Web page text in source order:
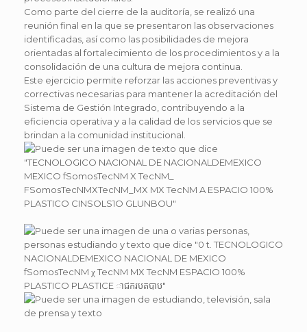
Como parte del cierre de la auditoría, se realizó una
reunión final en la que se presentaron las observaciones
identificadas, así como las posibilidades de mejora
orientadas al fortalecimiento de los procedimientos y a la
consolidación de una cultura de mejora continua.
Este ejercicio permite reforzar las acciones preventivas y
correctivas necesarias para mantener la acreditación del
Sistema de Gestión Integrado, contribuyendo a la
eficiencia operativa y a la calidad de los servicios que se
brindan a la comunidad institucional.